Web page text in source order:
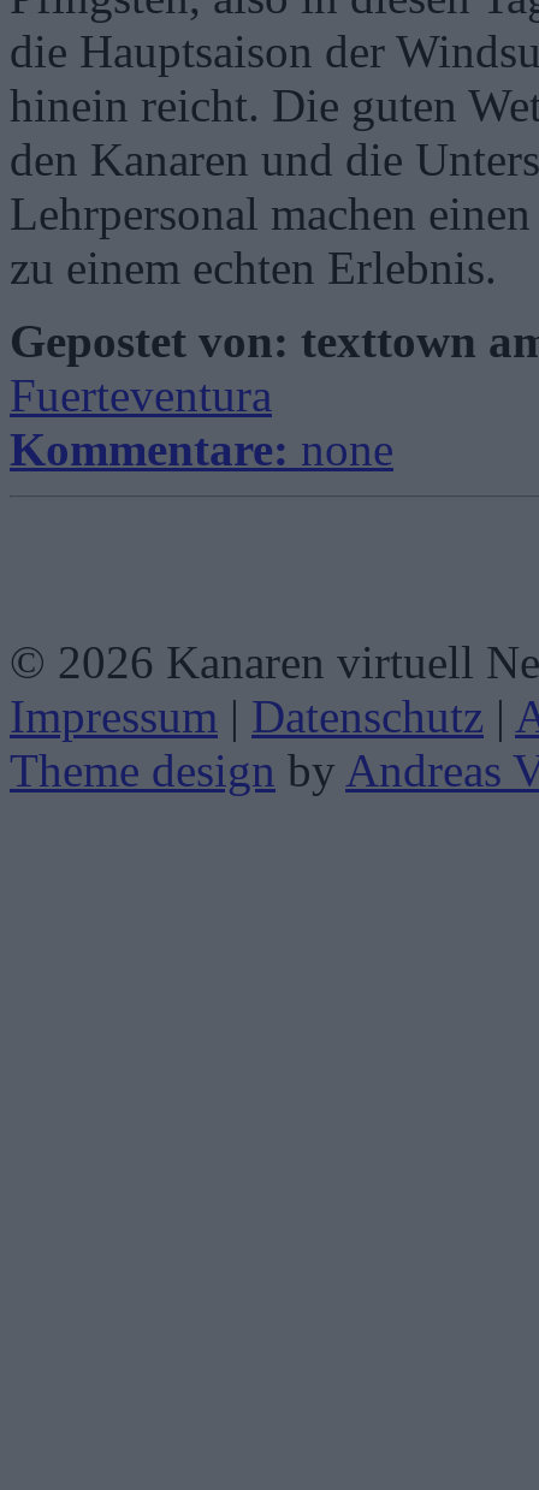
die Hauptsaison der
hinein reicht. Die guten
den Kanaren und die
Lehrpersonal machen
zu einem echten Erlebnis.
Gepostet von: texttown
Fuerteventura
Kommentare: none
© 2026 Kanaren virtuell
Impressum | Datenschutz |
Theme design by Andreas